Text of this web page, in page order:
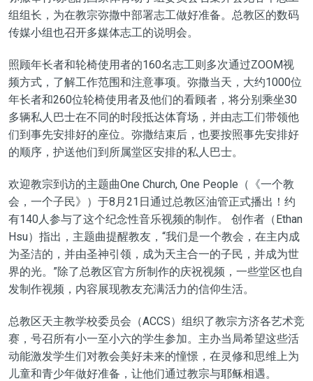
组组长，为在教宗弥撒中部署志工做好准备。总教区的数码
传媒小组也召开多媒体志工的说明会。
照顾年长者和轮椅使用者的160名志工则多次通过ZOOM视
频方式，了解工作范围和注意事项。弥撒当天，大约1000位
年长者和260位轮椅使用者及他们的看顾者，将分别乘坐30
多辆私人巴士在不同的时段抵达体育场，并由志工们带领他
们到事先安排好的座位。弥撒结束后，也要按照事先安排好
的顺序，护送他们到所属堂区安排的私人巴士。
欢迎教宗到访的主题曲One Church, One People（《一个教
会，一个子民》）于8月21日通过总教区油管正式播出！约
有140人参与了这个纪念性音乐视频的制作。 创作者（Ethan
Hsu）指出，主题曲提醒教友，“我们是一个教会，在主内成
为圣洁的，并由圣神引领，成为天主合一的子民，并成为世
界的光。”除了总教区官方所制作的庆祝视频，一些堂区也自
发制作视频，内容展现教友充满活力的信仰生活。
总教区天主教学校委员会（ACCS）组织了教宗方济各艺术竞
赛，号召所有小一至小六的学生参加。主办当局希望这些活
动能激发学生们对教会美好未来的憧憬，在灵修和思维上为
儿童和青少年做好准备，让他们通过教宗与耶稣相遇。